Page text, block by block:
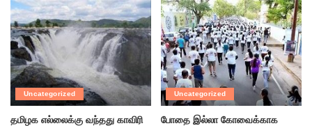
Uncategorized
தமிழக எல்லைக்கு வந்தது காவிரி
Uncategorized
போதை இல்லா கோவைக்காக